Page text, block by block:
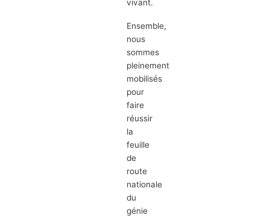
vivant.
Ensemble,
nous
sommes
pleinement
mobilisés
pour
faire
réussir
la
feuille
de
route
nationale
du
génie